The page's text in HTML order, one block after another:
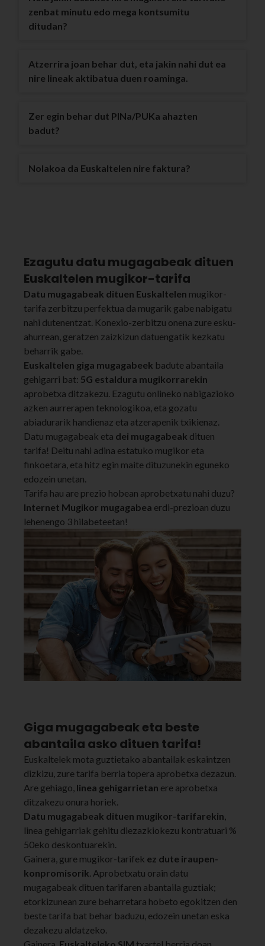
zenbat minutu edo mega kontsumitu
ditudan?
Atzerrira joan behar dut, eta jakin nahi dut ea
nire lineak aktibatua duen roaminga.
Zer egin behar dut PINa/PUKa ahazten
badut?
Nolakoa da Euskaltelen nire faktura?
Ezagutu datu mugagabeak dituen
Euskaltelen mugikor-tarifa
Datu mugagabeak dituen Euskaltelen mugikor-
tarifa zerbitzu perfektua da mugarik gabe nabigatu
nahi dutenentzat. Konexio-zerbitzu onena zure esku-
ahurrean, geratzen zaizkizun datuengatik kezkatu
beharrik gabe.
Euskaltelen giga mugagabeek badute abantaila
gehigarri bat: 5G estaldura mugikorrarekin
aprobetxa ditzakezu. Ezagutu onlineko nabigazioko
azken aurrerapen teknologikoa, eta gozatu
abiadurarik handienaz eta atzerapenik txikienaz.
Datu mugagabeak eta dei mugagabeak dituen
tarifa! Deitu nahi adina estatuko mugikor eta
finkoetara, eta hitz egin maite dituzunekin eguneko
edozein unetan.
Tarifa hau are prezio hobean aprobetxatu nahi duzu?
Internet Mugikor mugagabea erdi-prezioan duzu
lehenengo 3 hilabeteetan!
Giga mugagabeak eta beste
abantaila asko dituen tarifa!
Euskaltelek mota guztietako abantailak eskaintzen
dizkizu, zure tarifa berria topera aprobetxa dezazun.
Are gehiago, linea gehigarrietan ere aprobetxa
ditzakezu onura horiek.
Datu mugagabeak dituen mugikor-tarifarekin,
linea gehigarriak gehitu diezazkiokezu kontratuari %
50eko deskontuarekin.
Gainera, gure mugikor-tarifek ez dute iraupen-
konpromisorik. Aprobetxatu orain datu
mugagabeak dituen tarifaren abantaila guztiak;
etorkizunean zure beharretara hobeto egokitzen den
beste tarifa bat behar baduzu, edozein unetan eska
dezakezu aldatzeko.